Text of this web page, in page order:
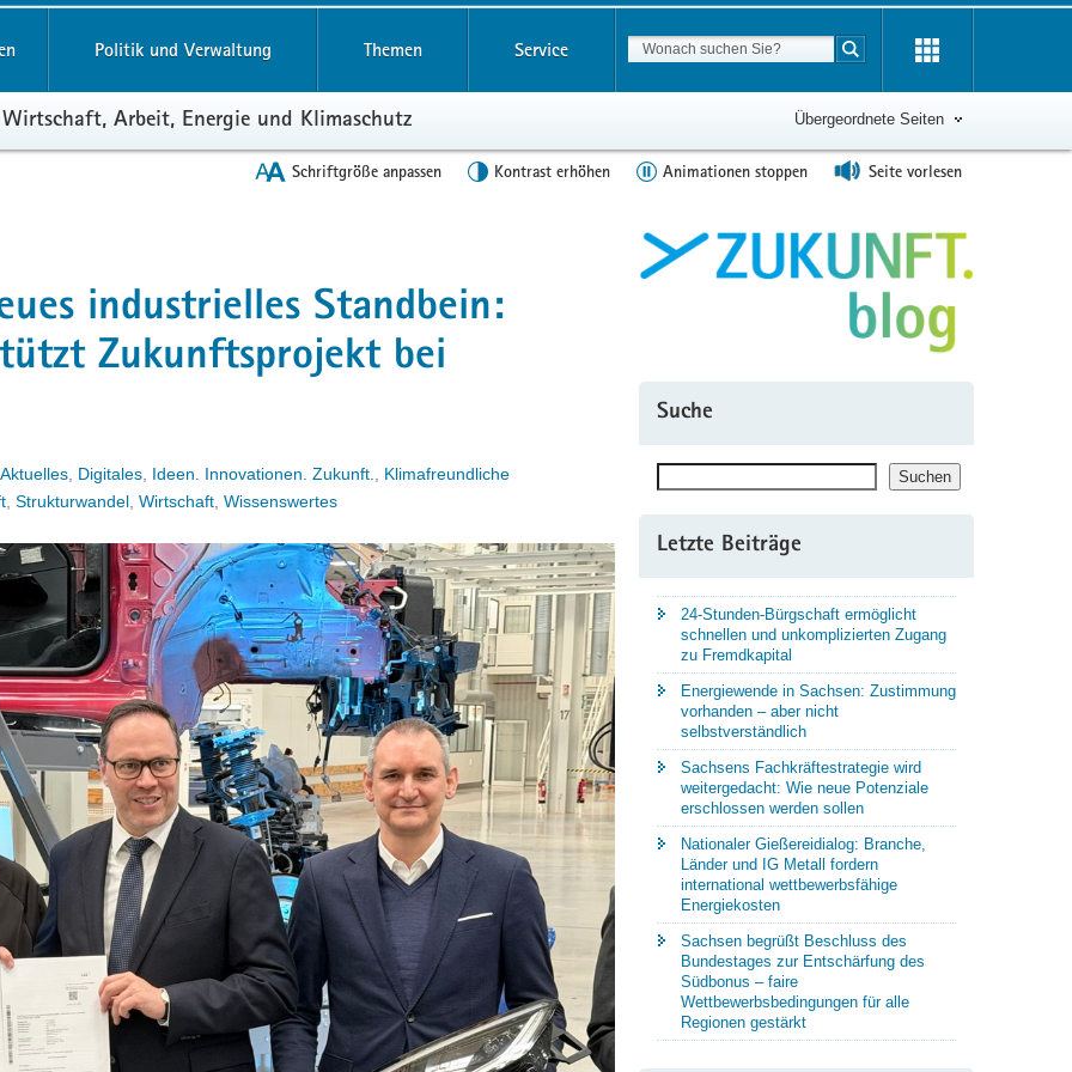
Politik und Verwaltung Themen Service Suchbegriff
Suche starten
Arbeit, Energie und Klimaschutz Übergeordnete Seiten
Schriftgröße anpassen Kontrast erhöhen Animationen stoppen Seite vorlesen
industrielles Standbein:
Zukunftsprojekt bei
Aktuelles Digitales Ideen. Innovationen. Zukunft.
Klimafreundliche
Strukturwandel Wirtschaft Wissenswertes
Suche
Suchen
Letzte Beiträge
24-Stunden-Bürgschaft ermöglicht
schnellen und unkomplizierten Zugang
zu Fremdkapital
Energiewende in Sachsen: Zustimmung
vorhanden – aber nicht
selbstverständlich
Sachsens Fachkräftestrategie wird
weitergedacht: Wie neue Potenziale
erschlossen werden sollen
Nationaler Gießereidialog: Branche,
Länder und IG Metall fordern
international wettbewerbsfähige
Energiekosten
Sachsen begrüßt Beschluss des
Bundestages zur Entschärfung des
Südbonus – faire
Wettbewerbsbedingungen für alle
Regionen gestärkt